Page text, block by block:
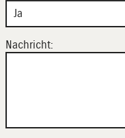
Nachricht: